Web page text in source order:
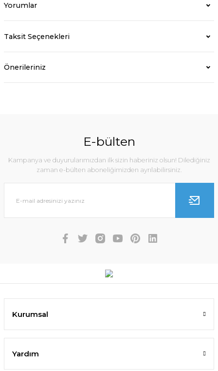
Yorumlar
Taksit Seçenekleri
Önerileriniz
E-bülten
Kampanya ve duyurularımızdan ilk sizin haberiniz olsun! Dilediğiniz
zaman e-bülten aboneliğimizden ayrılabilirsiniz.
Kurumsal
Yardım